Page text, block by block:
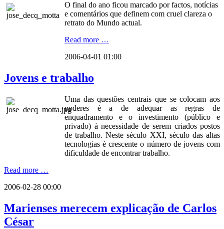
O final do ano ficou marcado por factos, notícias
e comentários que definem com cruel clareza o
retrato do Mundo actual.
Read more …
2006-04-01 01:00
Jovens e trabalho
Uma das questões centrais que se colocam aos
poderes é a de adequar as regras de
enquadramento e o investimento (público e
privado) à necessidade de serem criados postos
de trabalho. Neste século XXI, século das altas
tecnologias é crescente o número de jovens com
dificuldade de encontrar trabalho.
Read more …
2006-02-28 00:00
Marienses merecem explicação de Carlos
César